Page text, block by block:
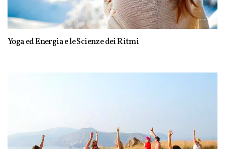
Yoga ed Energia e le Scienze dei Ritmi